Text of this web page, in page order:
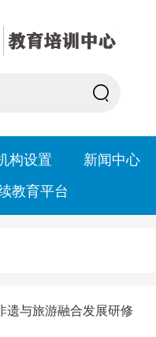
构设置
新闻中心
教育平台
与旅游融合发展研修